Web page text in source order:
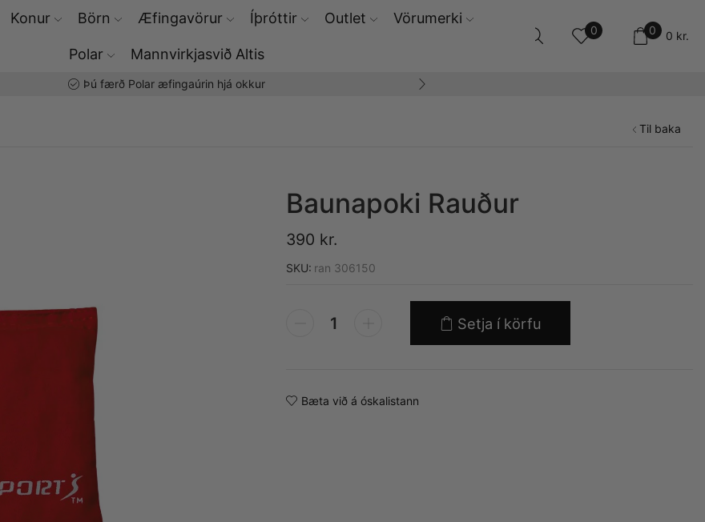
Konur Börn Æfingavörur Íþróttir Outlet Vörumerki
Polar Mannvirkjasvið Altis
0 0 0 kr.
Þú færð Polar æfingaúrin hjá okkur
Til baka
Baunapoki Rauður
390 kr.
SKU: ran 306150
Setja í körfu
Alternative:
Bæta við á óskalistann